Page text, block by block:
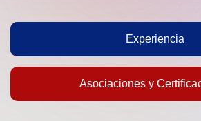
Experiencia
Asociaciones y